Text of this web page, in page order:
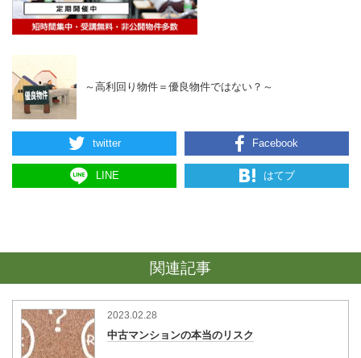
～高利回り物件＝優良物件ではない？～
twitter Facebook
LINE はてブ
関連記事
中古マンションの本当のリスク
2023.02.28